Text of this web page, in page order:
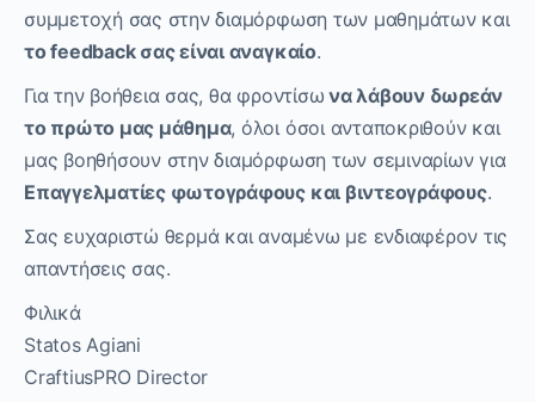
συμμετοχή σας στην διαμόρφωση των μαθημάτων και
το feedback σας είναι αναγκαίο.
Για την βοήθεια σας, θα φροντίσω να λάβουν δωρεάν
το πρώτο μας μάθημα, όλοι όσοι ανταποκριθούν και
μας βοηθήσουν στην διαμόρφωση των σεμιναρίων για
Επαγγελματίες φωτογράφους και βιντεογράφους.
Σας ευχαριστώ θερμά και αναμένω με ενδιαφέρον τις
απαντήσεις σας.
Φιλικά
Statos Agiani
CraftiusPRO Director